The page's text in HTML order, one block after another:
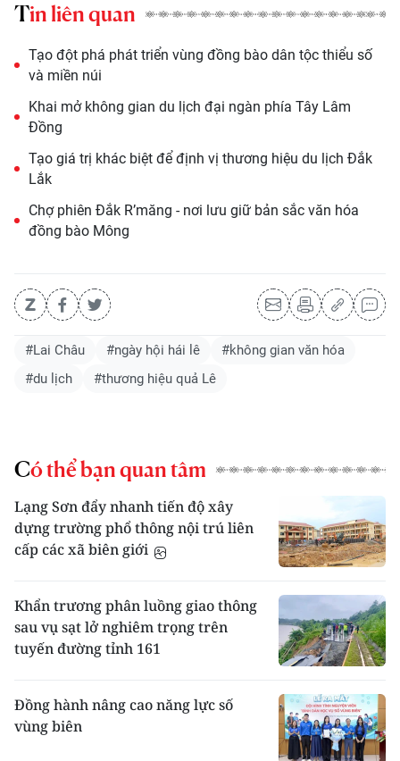
Tin liên quan
Tạo đột phá phát triển vùng đồng bào dân tộc thiểu số
và miền núi
Khai mở không gian du lịch đại ngàn phía Tây Lâm
Đồng
Tạo giá trị khác biệt để định vị thương hiệu du lịch Đắk
Lắk
Chợ phiên Đắk R’măng - nơi lưu giữ bản sắc văn hóa
đồng bào Mông
#Lai Châu #ngày hội hái lê
#không gian văn hóa
#du lịch
#thương hiệu quả Lê
Có thể bạn quan tâm
Lạng Sơn đẩy nhanh tiến độ xây
dựng trường phổ thông nội trú liên
cấp các xã biên giới
Khẩn trương phân luồng giao thông
sau vụ sạt lở nghiêm trọng trên
tuyến đường tỉnh 161
Đồng hành nâng cao năng lực số
vùng biên